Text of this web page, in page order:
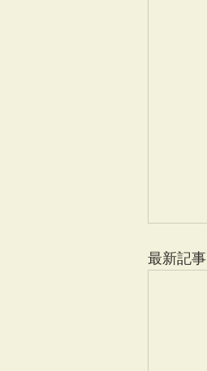
最新記事